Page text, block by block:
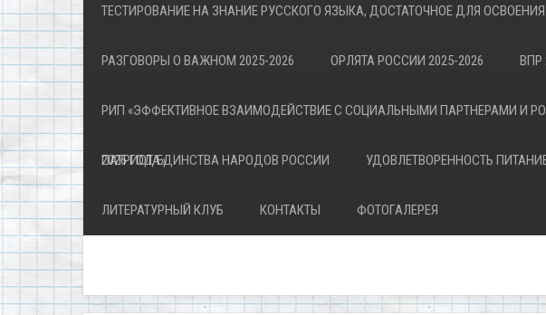
ТЕСТИРОВАНИЕ НА ЗНАНИЕ РУССКОГО ЯЗЫКА, ДОСТАТОЧНОЕ ДЛЯ
РАЗГОВОРЫ О ВАЖНОМ 2025-2026 ОРЛЯТА РОССИИ 2025-2026 ВПР
РИП «ЭФФЕКТИВНОЕ ВЗАИМОДЕЙСТВИЕ С СОЦИАЛЬНЫМИ ПАРТНЕРАМИ И
ПАТРИОТА»
2026 ГОД ЕДИНСТВА НАРОДОВ РОССИИ УДОВЛЕТВОРЕННОСТЬ
ЛИТЕРАТУРНЫЙ КЛУБ КОНТАКТЫ ФОТОГАЛЕРЕЯ